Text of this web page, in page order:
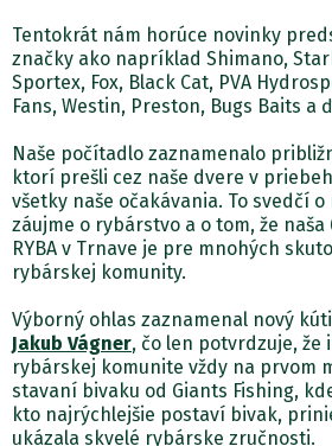
Tentokrát nám horúce novinky
značky ako napríklad Shimano,
Sportex, Fox, Black Cat, PVA
Fans, Westin, Preston, Bugs Baits a
Naše počítadlo zaznamenalo
ktorí prešli cez naše dvere v
všetky naše očakávania. To svedčí
záujme o rybárstvo a o tom, že naša
RYBA v Trnave je pre mnohých
rybárskej komunity.
Výborný ohlas zaznamenal nový
Jakub Vágner, čo len potvrdzuje, že
rybárskej komunite vždy na prvom
stavaní bivaku od Giants Fishing,
kto najrýchlejšie postaví bivak,
ukázala skvelé rybárske zručnosti.